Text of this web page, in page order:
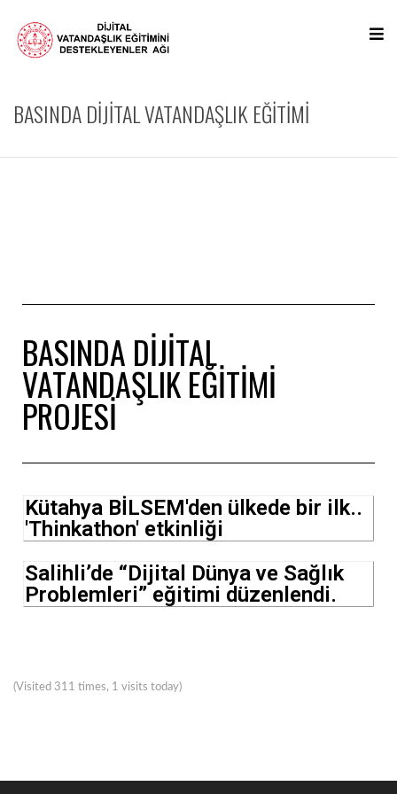
BASINDA DİJİTAL VATANDAŞLIK EĞİTİMİ
BASINDA DİJİTAL
VATANDAŞLIK EĞİTİMİ
PROJESİ
Kütahya BİLSEM'den ülkede bir ilk..
'Thinkathon' etkinliği
Salihli’de “Dijital Dünya ve Sağlık
Problemleri” eğitimi düzenlendi.
(Visited 311 times, 1 visits today)